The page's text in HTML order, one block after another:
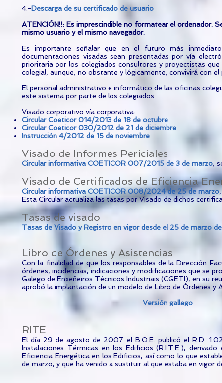
4.-Descarga de su certificado de usuario
ATENCIÓN!!: Es imprescindible no formatear el ordenador.
mismo usuario y el mismo navegador.
Es importante señalar que en el futuro más
documentaciones visadas sean presentadas por vía
prioritaria por los colegiados consultores y proyectistas
colegial, aunque, no obstante y lógicamente, convivirá con
El personal administrativo e informático de las oficinas
este sistema por parte de los colegiados.
Visado corporativo vía corporativa:
Circular Coeticor 014/2013 de 18 de octubre
Circular Coeticor 030/2012 de 21 de diciembre
Instrucción 4/2012 de 15 de noviembre
Visado de Informes Periciales
Circular informativa COETICOR 007/2015 de 3 de marzo,
Visado de Certificados de Eficiencia
Circular informativa COETICOR 008/2024 de 25 de marzo
Esta Circular actualiza las tasas por Visado de dichos
Tasas de visado
Tasas de Visado y Registro en vigor desde el 25 de marzo
Libro de Órdenes y Asistencias
Con la finalidad de que los responsables de la Dirección
órdenes, incidencias, indicaciones y modificaciones que se
Galego de Enxeñeiros Técnicos Industriais (CGETI), en su
aprobó la implantación de un modelo de Libro de Órdenes y
Versión gallego
RITE
El día 29 de agosto de 2007 el B.O.E. publicó el R.D.
Instalaciones Térmicas en los Edificios (R.I.T.E.),
Eficiencia Energética en los Edificios, así como lo que
de marzo, y que ha venido a sustituir al que estaba en vigor